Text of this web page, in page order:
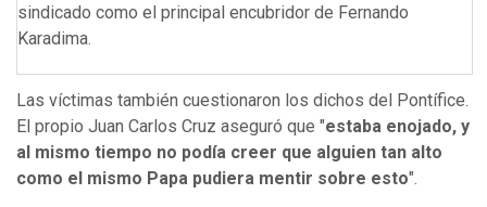
sindicado como el principal encubridor de Fernando
Karadima.
Las víctimas también cuestionaron los dichos del Pontífice.
El propio Juan Carlos Cruz aseguró que "estaba enojado, y
al mismo tiempo no podía creer que alguien tan alto
como el mismo Papa pudiera mentir sobre esto".